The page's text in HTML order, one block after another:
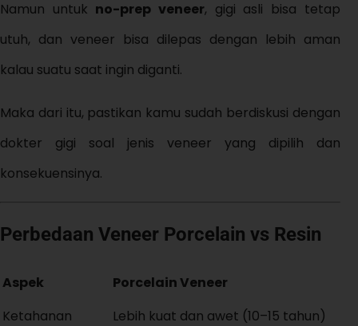
Namun untuk no-prep veneer, gigi asli bisa tetap
utuh, dan veneer bisa dilepas dengan lebih aman
kalau suatu saat ingin diganti.
Maka dari itu, pastikan kamu sudah berdiskusi dengan
dokter gigi soal jenis veneer yang dipilih dan
konsekuensinya.
Perbedaan Veneer Porcelain vs Resin
Aspek
Porcelain Veneer
Ketahanan
Lebih kuat dan awet (10–15 tahun)